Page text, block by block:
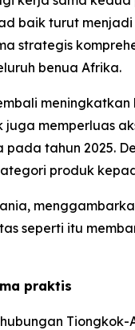
baik turut
strategis
benua Afrika.
memperluas
tahun 2025.
produk
seperti itu
praktis